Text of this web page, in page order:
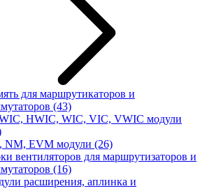
для маршрутикаторов и
(43)
HWIC, WIC, VIC, VWIC модули
NM, EVM модули (26)
вентиляторов для маршрутизаторов и
(16)
расширения, аплинка и